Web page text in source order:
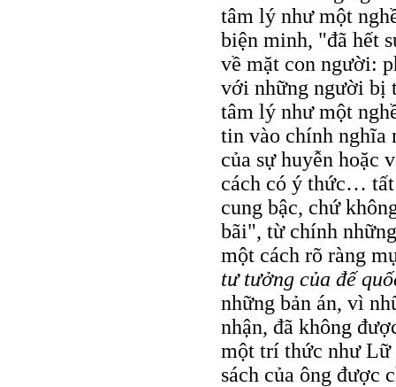
tâm lý như một
biện minh, "đã hết
về mặt con người:
với những người bị
tâm lý như một
tin vào chính nghĩa
của sự huyễn hoặc
cách có ý thức… tất
cung bậc, chứ
bãi", từ chính
một cách rõ ràng
tư tưởng của đế
những bản án, vì
nhận, đã không
một trí thức như Lữ
sách của ông được